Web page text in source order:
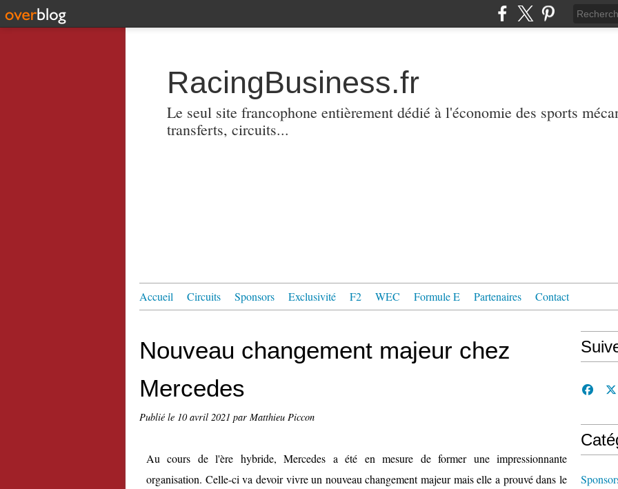
RacingBusiness.fr
Le seul site francophone entièrement dédié à l'économie des sports
transferts, circuits...
Accueil Circuits Sponsors Exclusivité F2 WEC Formule E Partenaires Contact
Nouveau changement majeur chez
Mercedes
Publié le 10 avril 2021 par Matthieu Piccon
Au cours de l'ère hybride, Mercedes a été en mesure de former une impressionnante
organisation. Celle-ci va devoir vivre un nouveau changement majeur mais elle a prouvé dans le